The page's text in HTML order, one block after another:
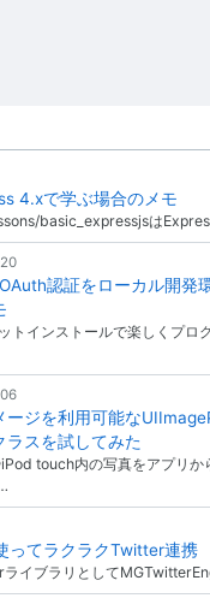
4.xで学ぶ場合のメモ
basic_expressjsは
認証をローカル開発
トインストールで楽しくプロ
ージを利用可能な
ラスを試してみた
touch内の写真をアプリか
ってラクラクTwitter連携
イブラリとして